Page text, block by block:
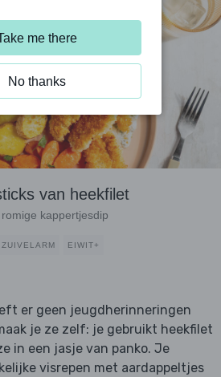
van heekfilet
kappertjesdip
ZUIVELARM EIWIT+
er geen jeugdherinneringen
je ze zelf: je gebruikt heekfilet
in een jasje van panko. Je
visrepen met aardappeltjes
me there
No thanks